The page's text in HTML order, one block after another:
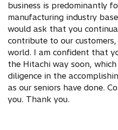
business is predominantly
manufacturing industry
would ask that you
contribute to our
world. I am confident that
the Hitachi way soon,
diligence in the
as our seniors have done.
you. Thank you.